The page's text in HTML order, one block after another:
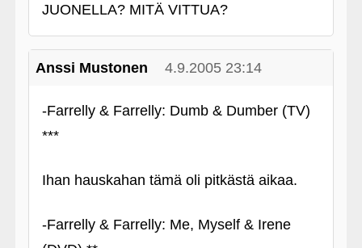
JUONELLA? MITÄ VITTUA?
Anssi Mustonen 4.9.2005 23:14
-Farrelly & Farrelly: Dumb & Dumber (TV)
***
Ihan hauskahan tämä oli pitkästä aikaa.
‑Farrelly & Farrelly: Me, Myself & Irene